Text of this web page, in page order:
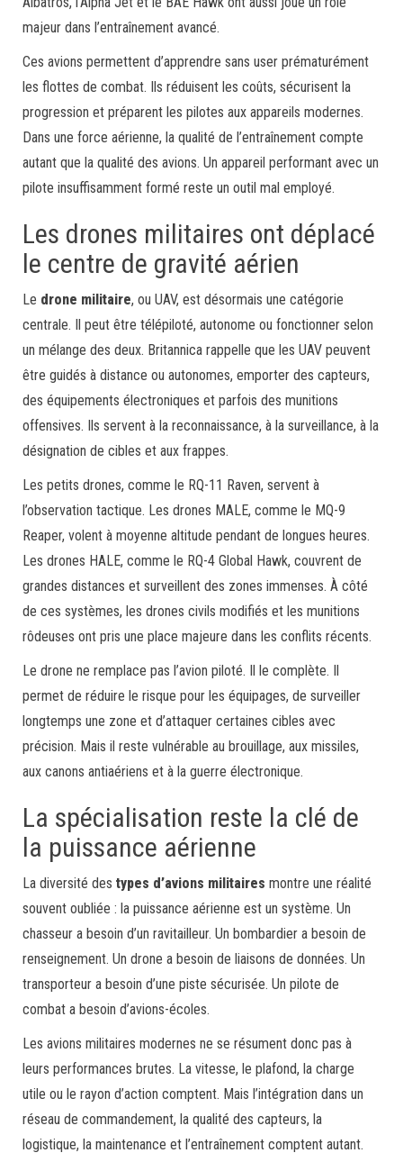
majeur dans l’entraînement avancé.
Ces avions permettent d’apprendre sans user prématurément
les flottes de combat. Ils réduisent les coûts, sécurisent la
progression et préparent les pilotes aux appareils modernes.
Dans une force aérienne, la qualité de l’entraînement compte
autant que la qualité des avions. Un appareil performant avec un
pilote insuffisamment formé reste un outil mal employé.
Les drones militaires ont déplacé
le centre de gravité aérien
Le drone militaire, ou UAV, est désormais une catégorie
centrale. Il peut être télépiloté, autonome ou fonctionner selon
un mélange des deux. Britannica rappelle que les UAV peuvent
être guidés à distance ou autonomes, emporter des capteurs,
des équipements électroniques et parfois des munitions
offensives. Ils servent à la reconnaissance, à la surveillance, à la
désignation de cibles et aux frappes.
Les petits drones, comme le RQ-11 Raven, servent à
l’observation tactique. Les drones MALE, comme le MQ-9
Reaper, volent à moyenne altitude pendant de longues heures.
Les drones HALE, comme le RQ-4 Global Hawk, couvrent de
grandes distances et surveillent des zones immenses. À côté
de ces systèmes, les drones civils modifiés et les munitions
rôdeuses ont pris une place majeure dans les conflits récents.
Le drone ne remplace pas l’avion piloté. Il le complète. Il
permet de réduire le risque pour les équipages, de surveiller
longtemps une zone et d’attaquer certaines cibles avec
précision. Mais il reste vulnérable au brouillage, aux missiles,
aux canons antiaériens et à la guerre électronique.
La spécialisation reste la clé de
la puissance aérienne
La diversité des types d’avions militaires montre une réalité
souvent oubliée : la puissance aérienne est un système. Un
chasseur a besoin d’un ravitailleur. Un bombardier a besoin de
renseignement. Un drone a besoin de liaisons de données. Un
transporteur a besoin d’une piste sécurisée. Un pilote de
combat a besoin d’avions-écoles.
Les avions militaires modernes ne se résument donc pas à
leurs performances brutes. La vitesse, le plafond, la charge
utile ou le rayon d’action comptent. Mais l’intégration dans un
réseau de commandement, la qualité des capteurs, la
logistique, la maintenance et l’entraînement comptent autant.